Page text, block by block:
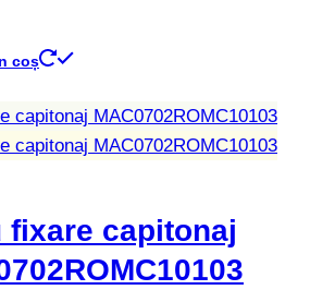
coș
fixare capitonaj